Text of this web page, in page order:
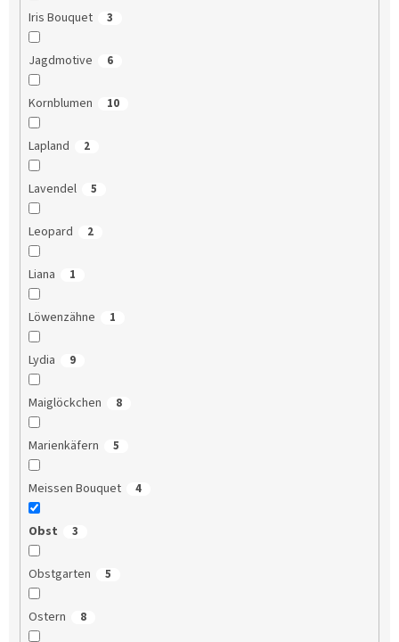
Iris Bouquet 3
Jagdmotive 6
Kornblumen 10
Lapland 2
Lavendel 5
Leopard 2
Liana 1
Löwenzähne 1
Lydia 9
Maiglöckchen 8
Marienkäfern 5
Meissen Bouquet 4
Obst 3
Obstgarten 5
Ostern 8